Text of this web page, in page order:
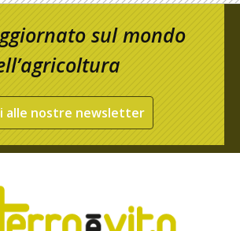
sul mondo
alle nostre newsletter